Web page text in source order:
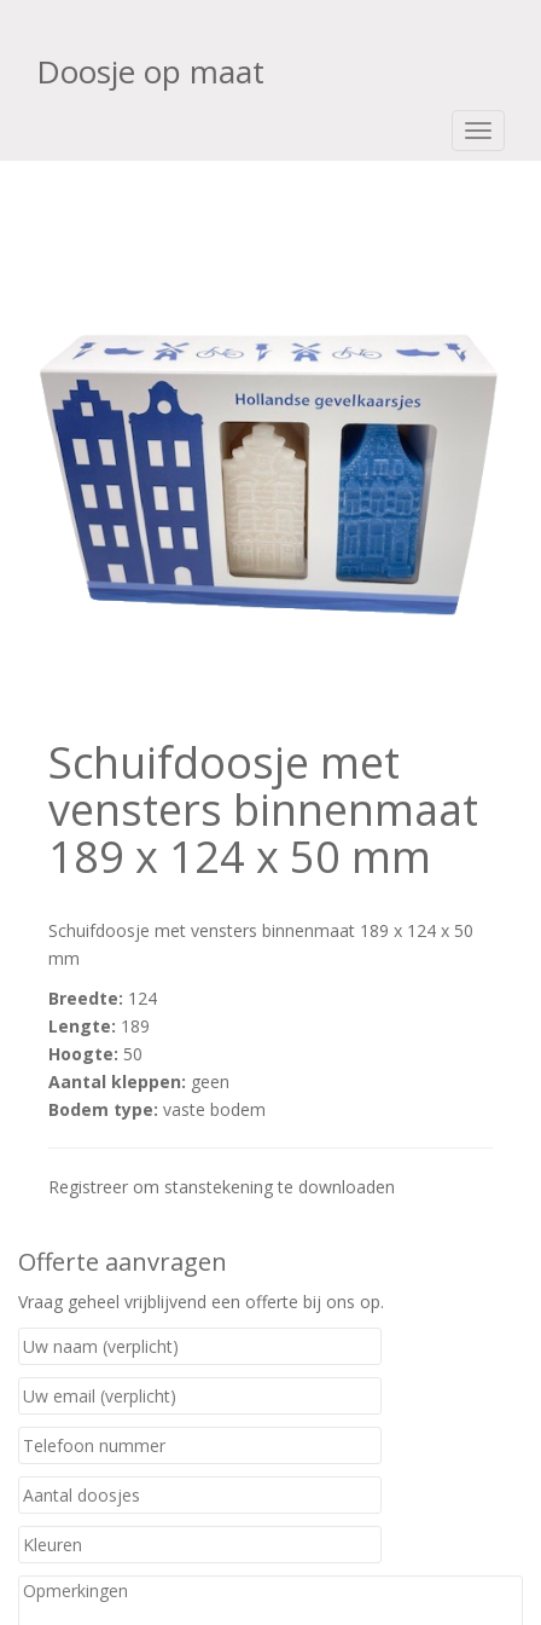
Doosje op maat
Schuifdoosje met
vensters binnenmaat
189 x 124 x 50 mm
Schuifdoosje met vensters binnenmaat 189 x 124 x 50
mm
Breedte: 124
Lengte: 189
Hoogte: 50
Aantal kleppen: geen
Bodem type: vaste bodem
Registreer om stanstekening te downloaden
Offerte aanvragen
Vraag geheel vrijblijvend een offerte bij ons op.